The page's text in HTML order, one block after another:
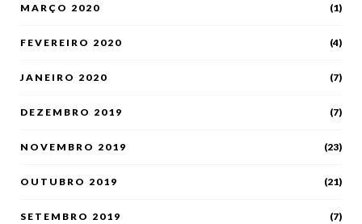
MARÇO 2020 (1)
FEVEREIRO 2020 (4)
JANEIRO 2020 (7)
DEZEMBRO 2019 (7)
NOVEMBRO 2019 (23)
OUTUBRO 2019 (21)
SETEMBRO 2019 (7)